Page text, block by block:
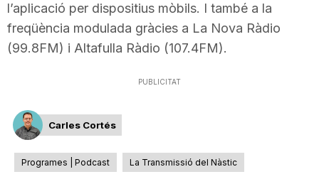
r
a
g
l’aplicació per dispositius mòbils. I també a la
freqüència modulada gràcies a La Nova Ràdio
(99.8FM) i Altafulla Ràdio (107.4FM).
PUBLICITAT
Carles Cortés
Programes | Podcast La Transmissió del Nàstic